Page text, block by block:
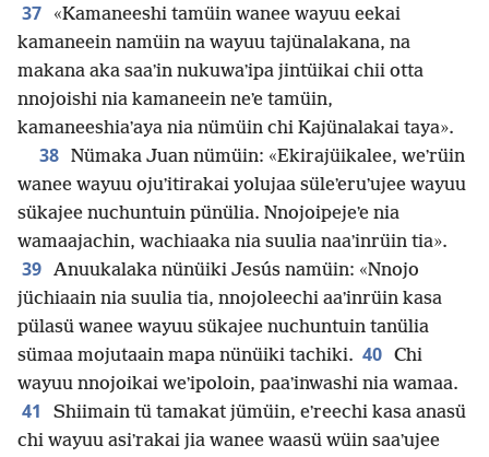
37
«Kamaneeshi tamüin wanee wayuu eekai
kamaneein namüin na wayuu tajünalakana, na
makana aka saaʼin nukuwaʼipa jintüikai chii otta
nnojoishi nia kamaneein neʼe tamüin,
kamaneeshiaʼaya nia nümüin chi Kajünalakai taya».
38 Nümaka Juan nümüin: «Ekirajüikalee, weʼrüin
wanee wayuu ojuʼitirakai yolujaa süleʼeruʼujee wayuu
sükajee nuchuntuin pünülia. Nnojoipejeʼe nia
wamaajachin, wachiaaka nia suulia naaʼinrüin tia».
39 Anuukalaka nünüiki Jesús namüin: «Nnojo
jüchiaain nia suulia tia, nnojoleechi aaʼinrüin kasa
pülasü wanee wayuu sükajee nuchuntuin tanülia
sümaa mojutaain mapa nünüiki tachiki. 40 Chi
wayuu nnojoikai weʼipoloin, paaʼinwashi nia wamaa.
41
Shiimain tü tamakat jümüin, eʼreechi kasa anasü
chi wayuu asiʼrakai jia wanee waasü wüin saaʼujee